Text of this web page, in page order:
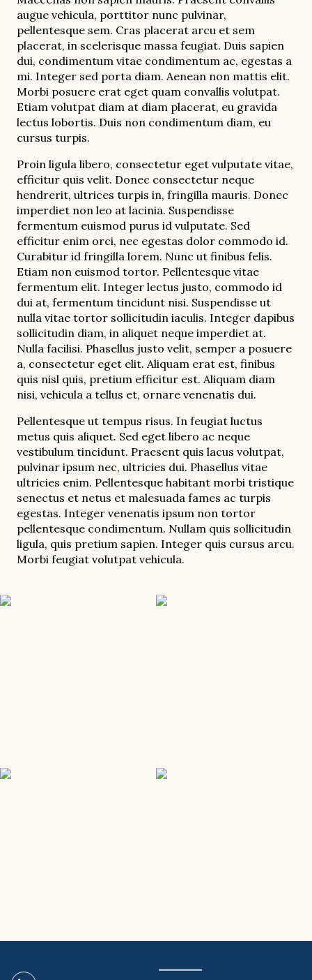
augue vehicula, porttitor nunc pulvinar,
pellentesque sem. Cras placerat arcu et sem
placerat, in scelerisque massa feugiat. Duis sapien
dui, condimentum vitae condimentum ac, egestas a
mi. Integer sed porta diam. Aenean non mattis elit.
Morbi posuere erat eget quam convallis volutpat.
Etiam volutpat diam at diam placerat, eu gravida
lectus lobortis. Duis non condimentum diam, eu
cursus turpis.
Proin ligula libero, consectetur eget vulputate vitae,
efficitur quis velit. Donec consectetur neque
hendrerit, ultrices turpis in, fringilla mauris. Donec
imperdiet non leo at lacinia. Suspendisse
fermentum euismod purus id vulputate. Sed
efficitur enim orci, nec egestas dolor commodo id.
Curabitur id fringilla lorem. Nunc ut finibus felis.
Etiam non euismod tortor. Pellentesque vitae
fermentum elit. Integer lectus justo, commodo id
dui at, fermentum tincidunt nisi. Suspendisse ut
nulla vitae tortor sollicitudin iaculis. Integer dapibus
sollicitudin diam, in aliquet neque imperdiet at.
Nulla facilisi. Phasellus justo velit, semper a posuere
a, consectetur eget elit. Aliquam erat est, finibus
quis nisl quis, pretium efficitur est. Aliquam diam
nisi, vehicula a tellus et, ornare venenatis dui.
Pellentesque ut tempus risus. In feugiat luctus
metus quis aliquet. Sed eget libero ac neque
vestibulum tincidunt. Praesent quis lacus volutpat,
pulvinar ipsum nec, ultricies dui. Phasellus vitae
ultricies enim. Pellentesque habitant morbi tristique
senectus et netus et malesuada fames ac turpis
egestas. Integer venenatis ipsum non tortor
pellentesque condimentum. Nullam quis sollicitudin
ligula, quis pretium sapien. Integer quis cursus arcu.
Morbi feugiat volutpat vehicula.